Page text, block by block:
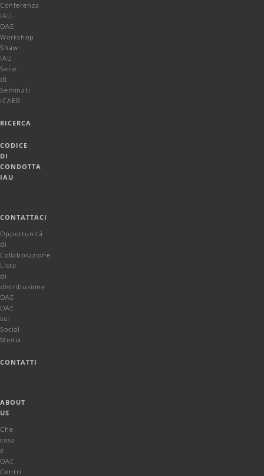
Conferenza
IAU-
OAE
Workshop
Shaw-
IAU
Serie
di
Seminati
ICAER
RICERCA
CODICE
DI
CONDOTTA
IAU
CONTATTACI
Opportunità
di
Collaborazione
Liste
di
distribuzione
OAE
OAE
sui
Social
Media
CONTATTI
ABOUT
US
Che
cosa
é
OAE
Centri